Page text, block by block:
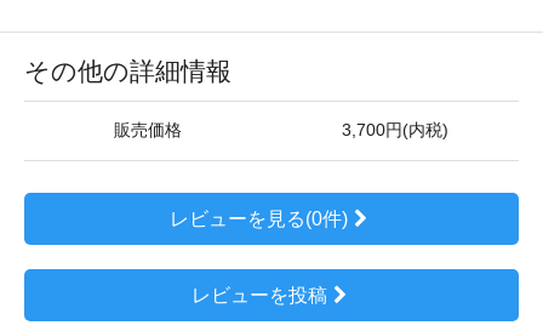
その他の詳細情報
販売価格 3,700円(内税)
レビューを見る(0件)
レビューを投稿